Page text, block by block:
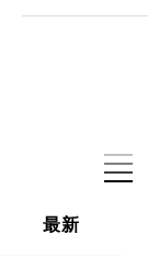
最新